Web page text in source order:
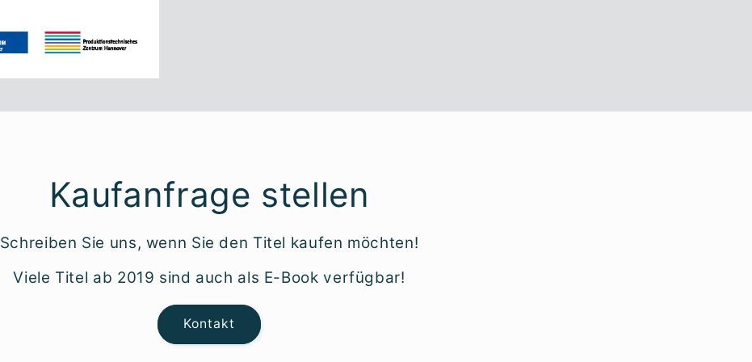
Kaufanfrage stellen
Schreiben Sie uns, wenn Sie den Titel kaufen möchten!
Viele Titel ab 2019 sind auch als E-Book verfügbar!
Kontakt